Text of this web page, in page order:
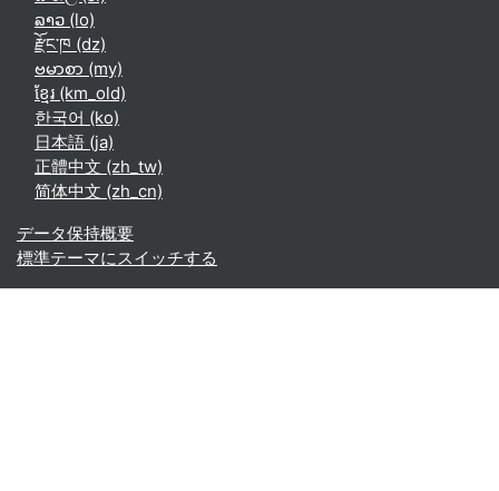
ລາວ ‎(lo)‎
རྫོང་ཁ ‎(dz)‎
ဗမာစာ ‎(my)‎
ខ្មែរ ‎(km_old)‎
한국어 ‎(ko)‎
日本語 ‎(ja)‎
正體中文 ‎(zh_tw)‎
简体中文 ‎(zh_cn)‎
データ保持概要
標準テーマにスイッチする